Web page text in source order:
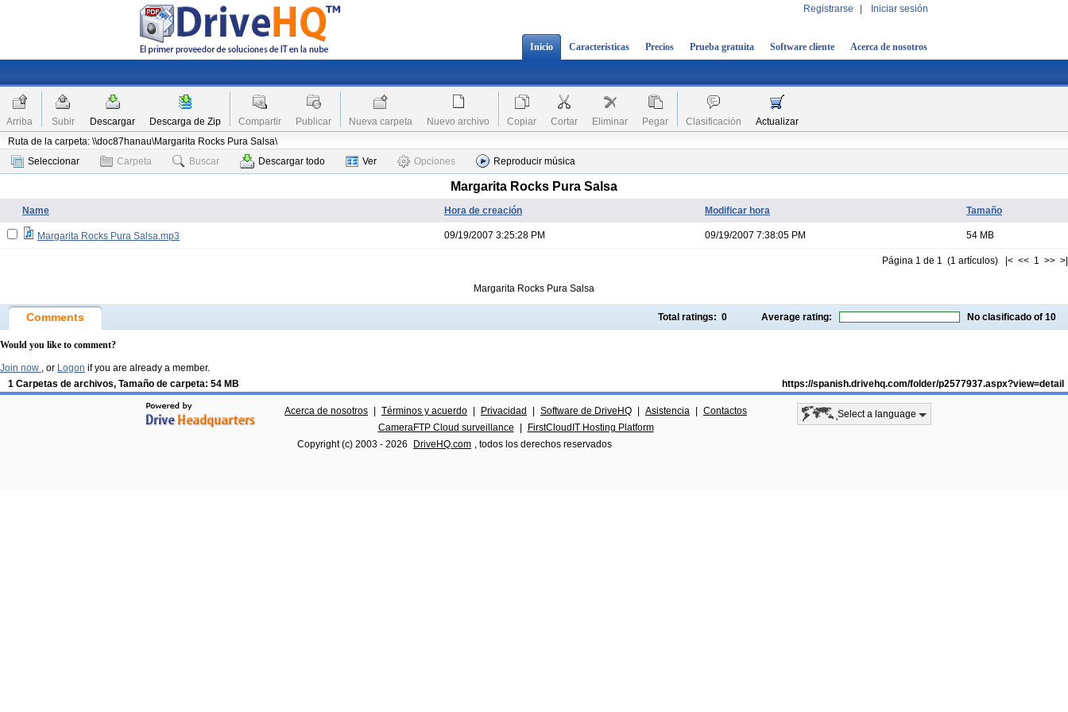
Registrarse Iniciar sesión
Inicio Características Precios Prueba gratuita Software cliente Acerca de nosotros
Arriba Subir Descargar Descarga de Zip Compartir Publicar Nueva carpeta Nuevo archivo Copiar Cortar Eliminar Pegar Clasificación
Actualizar
Ruta de la carpeta: \\doc87hanau\Margarita Rocks Pura Salsa\
Seleccionar
Carpeta Buscar Descargar todo Ver Opciones Reproducir música
Margarita Rocks Pura Salsa
Name Hora de creación Modificar hora Tamaño
Margarita Rocks Pura Salsa.mp3 09/19/2007 3:25:28 PM 09/19/2007 7:38:05 PM 54 MB
Página 1 de 1 (1 artículos) |< << 1 >> >|
Margarita Rocks Pura Salsa
Comments Total ratings: 0 Average rating: No clasificado of 10
Would you like to comment?
Join now , or Logon if you are already a member.
1 Carpetas de archivos, Tamaño de carpeta: 54 MB
https://spanish.drivehq.com/folder/p2577937.aspx?view=detail
Acerca de nosotros Términos y acuerdo Privacidad Software de DriveHQ Asistencia
Contactos
CameraFTP Cloud surveillance
FirstCloudIT Hosting Platform
Copyright (c) 2003 - 2026 DriveHQ.com , todos los derechos reservados
Select a language